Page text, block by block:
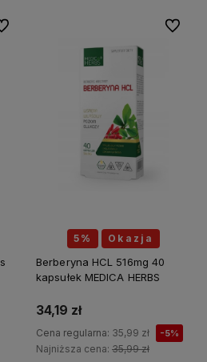
ulubionych
5% Okazja
Berberyna HCL 516mg 40
kapsułek MEDICA HERBS
34,19 zł
Cena regularna: 35,99 zł -5%
Najniższa cena: 35,99 zł
Do